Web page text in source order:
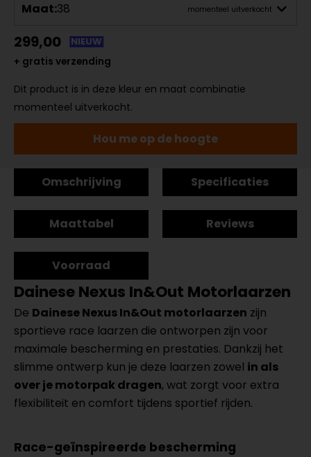
Maat:38 momenteel uitverkocht
299,00
NIEUW
+ gratis verzending
Dit product is in deze kleur en maat combinatie
momenteel uitverkocht.
Hou me op de hoogte
Omschrijving Specificaties
Maattabel Reviews
Voorraad
Dainese Nexus In&Out Motorlaarzen
De Dainese Nexus In&Out motorlaarzen zijn
sportieve race laarzen die ontworpen zijn voor
maximale bescherming en prestaties. Dankzij het
slimme ontwerp kun je deze laarzen zowel in als
over je motorpak dragen, wat zorgt voor extra
flexibiliteit en comfort tijdens sportief rijden.
Race-geïnspireerde bescherming